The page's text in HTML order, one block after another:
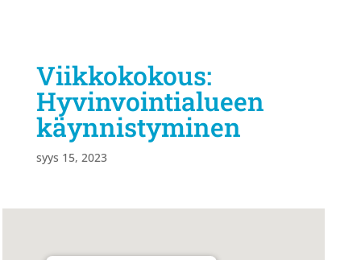
Viikkokokous:
Hyvinvointialueen
käynnistyminen
syys 15, 2023